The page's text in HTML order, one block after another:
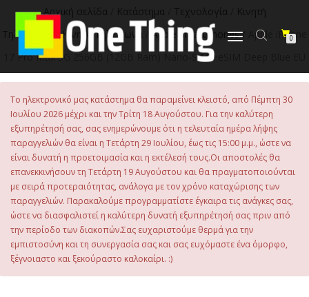
περιεχόμενο
Εναλλαγή
0
Αρχική σελίδα Κατάστημα Τεχνολογία
Κινητή
Τηλεφωνία
/Κινητά Τηλέφωνα Apple Smartphones/ Apple iPhone
17 Pro Max 5G 256GB (12GB Ram) Nano-SIM +eSIM Deep Blue EU
Το ηλεκτρονικό μας κατάστημα θα παραμείνει κλειστό, από Πέμπτη 30
Ιουλίου 2026 μέχρι και την Τρίτη 18 Αυγούστου. Για την καλύτερη
εξυπηρέτησή σας, σας ενημερώνουμε ότι η τελευταία ημέρα λήψης
παραγγελιών θα είναι η Τετάρτη 29 Ιουλίου, έως τις 15:00 μ.μ., ώστε να
είναι δυνατή η προετοιμασία και η εκτέλεσή τους.Οι αποστολές θα
επανεκκινήσουν τη Τετάρτη 19 Αυγούστου και θα πραγματοποιούνται
με σειρά προτεραιότητας, ανάλογα με τον χρόνο καταχώρισης των
παραγγελιών. Παρακαλούμε προγραμματίστε έγκαιρα τις ανάγκες σας,
ώστε να διασφαλιστεί η καλύτερη δυνατή εξυπηρέτησή σας πριν από
την περίοδο των διακοπών.Σας ευχαριστούμε θερμά για την
εμπιστοσύνη και τη συνεργασία σας και σας ευχόμαστε ένα όμορφο,
ξέγνοιαστο και ξεκούραστο καλοκαίρι. :)